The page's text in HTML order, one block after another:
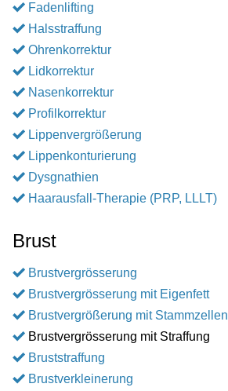
Fadenlifting
Halsstraffung
Ohrenkorrektur
Lidkorrektur
Nasenkorrektur
Profilkorrektur
Lippenvergrößerung
Lippenkonturierung
Dysgnathien
Haarausfall-Therapie (PRP, LLLT)
Brust
Brustvergrösserung
Brustvergrösserung mit Eigenfett
Brustvergrößerung mit Stammzellen
Brustvergrösserung mit Straffung
Bruststraffung
Brustverkleinerung